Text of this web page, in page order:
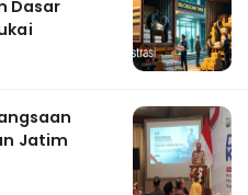
Dasar
Jatim